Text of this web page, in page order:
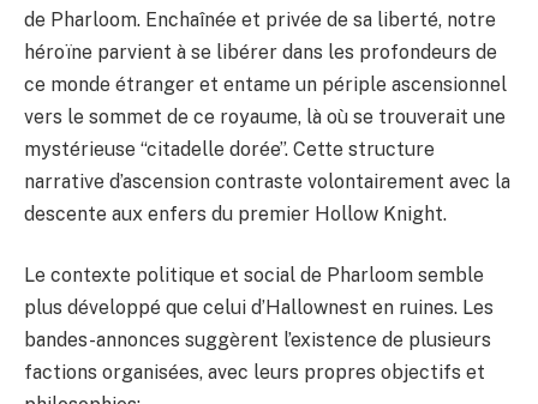
de Pharloom. Enchaînée et privée de sa liberté, notre
héroïne parvient à se libérer dans les profondeurs de
ce monde étranger et entame un périple ascensionnel
vers le sommet de ce royaume, là où se trouverait une
mystérieuse “citadelle dorée”. Cette structure
narrative d’ascension contraste volontairement avec la
descente aux enfers du premier Hollow Knight.
Le contexte politique et social de Pharloom semble
plus développé que celui d’Hallownest en ruines. Les
bandes-annonces suggèrent l’existence de plusieurs
factions organisées, avec leurs propres objectifs et